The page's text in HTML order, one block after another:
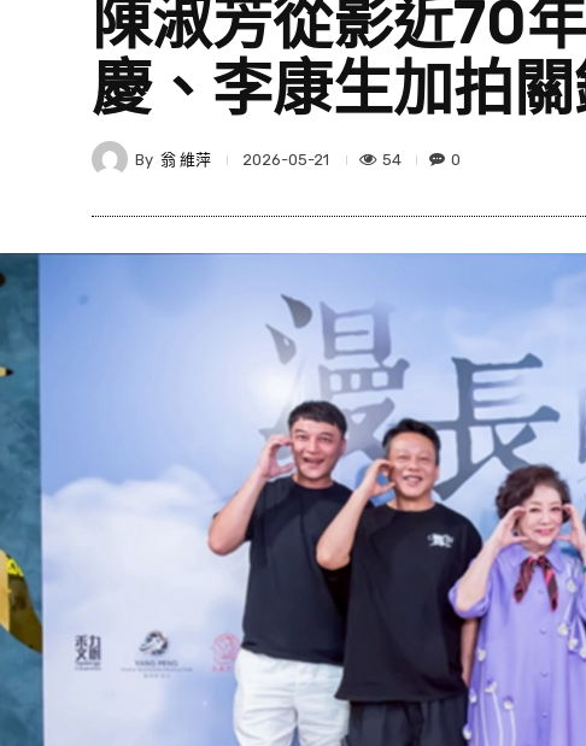
陳淑芳從影近70
慶、李康生加拍
By 翁 維萍 2026-05-21 54 0